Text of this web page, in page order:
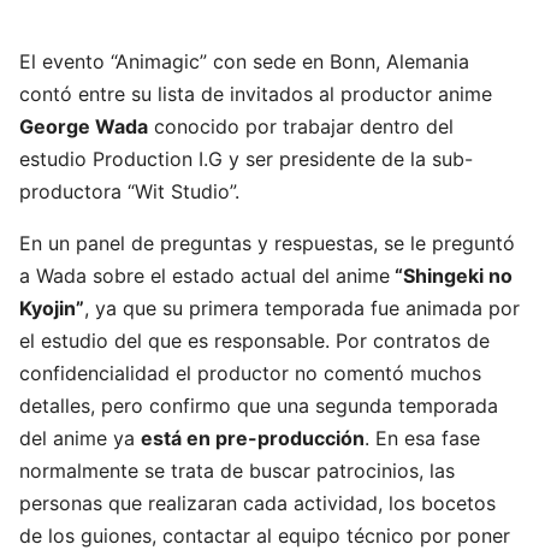
El evento “Animagic” con sede en Bonn, Alemania
contó entre su lista de invitados al productor anime
George Wada conocido por trabajar dentro del
estudio Production I.G y ser presidente de la sub-
productora “Wit Studio”.
En un panel de preguntas y respuestas, se le preguntó
a Wada sobre el estado actual del anime “Shingeki no
Kyojin”, ya que su primera temporada fue animada por
el estudio del que es responsable. Por contratos de
confidencialidad el productor no comentó muchos
detalles, pero confirmo que una segunda temporada
del anime ya está en pre-producción. En esa fase
normalmente se trata de buscar patrocinios, las
personas que realizaran cada actividad, los bocetos
de los guiones, contactar al equipo técnico por poner